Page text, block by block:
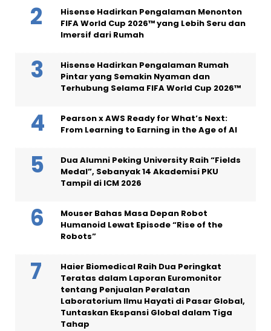
Hisense Hadirkan Pengalaman Menonton
FIFA World Cup 2026™ yang Lebih Seru dan
Imersif dari Rumah
Hisense Hadirkan Pengalaman Rumah
Pintar yang Semakin Nyaman dan
Terhubung Selama FIFA World Cup 2026™
Pearson x AWS Ready for What’s Next:
From Learning to Earning in the Age of AI
Dua Alumni Peking University Raih “Fields
Medal”, Sebanyak 14 Akademisi PKU
Tampil di ICM 2026
Mouser Bahas Masa Depan Robot
Humanoid Lewat Episode “Rise of the
Robots”
Haier Biomedical Raih Dua Peringkat
Teratas dalam Laporan Euromonitor
tentang Penjualan Peralatan
Laboratorium Ilmu Hayati di Pasar Global,
Tuntaskan Ekspansi Global dalam Tiga
Tahap